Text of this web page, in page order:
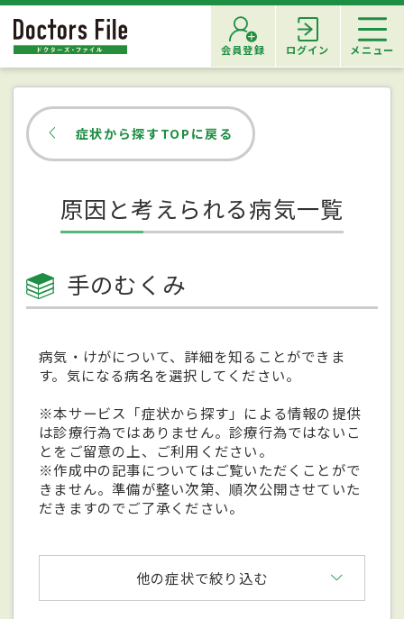
会員登録 ログイン メニュー
症状から探すTOPに戻る
原因と考えられる病気一覧
手のむくみ
病気・けがについて、詳細を知ることができま
す。気になる病名を選択してください。
※本サービス「症状から探す」による情報の提供
は診療行為ではありません。診療行為ではないこ
とをご留意の上、ご利用ください。
※作成中の記事についてはご覧いただくことがで
きません。準備が整い次第、順次公開させていた
だきますのでご了承ください。
他の症状で絞り込む